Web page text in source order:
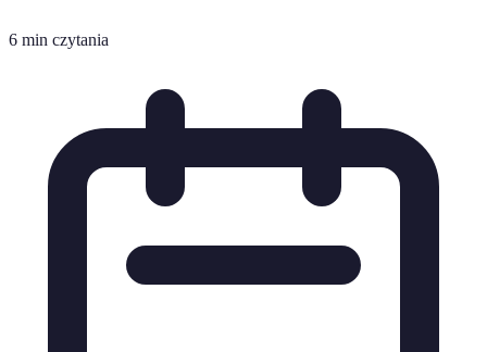
6 min czytania